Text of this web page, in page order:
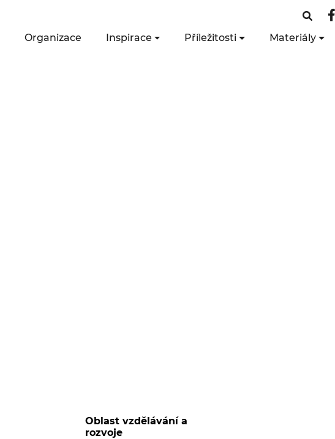
Organizace Inspirace Příležitosti Materiály
Oblast vzdělávání a
rozvoje